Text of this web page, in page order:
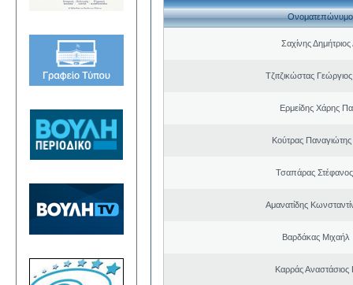
Ονοματεπώνυμο
Σαχίνης Δημήτριος
Τζιτζικώστας
Ερμείδης Χάρης
Κούτρας Παναγιώτης
Τσαπάρας
Αμανατίδης
Βαρδάκας Μιχαήλ
Καρράς Αναστάσιος